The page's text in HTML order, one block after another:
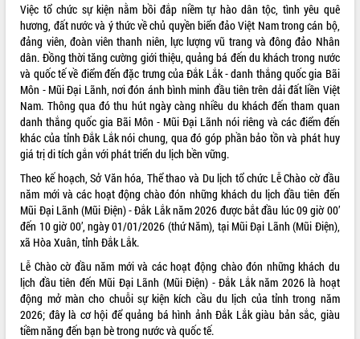
VIDEO
Không có file video nào để phát.
ALBUM ẢNH
Việc tổ chức sự kiện nằm bồi đắp niềm tự hào dân tộc, tình yêu quê
hương, đất nước và ý thức về chủ quyền biển đảo Việt Nam trong cán bộ,
đảng viên, đoàn viên thanh niên, lực lượng vũ trang và đông đảo Nhân
dân. Đồng thời tăng cường giới thiệu, quảng bá đến du khách trong nước
và quốc tế về điểm đến đặc trưng của Đắk Lắk - danh thắng quốc gia Bãi
Môn - Mũi Đại Lãnh, nơi đón ánh bình minh đầu tiên trên dải đất liền Việt
Nam. Thông qua đó thu hút ngày càng nhiều du khách đến tham quan
danh thắng quốc gia Bãi Môn - Mũi Đại Lãnh nói riêng và các điểm đến
khác của tỉnh Đắk Lắk nói chung, qua đó góp phần bảo tồn và phát huy
giá trị di tích gắn với phát triển du lịch bền vững.
Theo kế hoạch, Sở Văn hóa, Thể thao và Du lịch tổ chức Lễ Chào cờ đầu
năm mới và các hoạt động chào đón những khách du lịch đầu tiên đến
Mũi Đại Lãnh (Mũi Điện) - Đắk Lắk năm 2026 được bắt đầu lúc 09 giờ 00’
đến 10 giờ 00’, ngày 01/01/2026 (thứ Năm), tại Mũi Đại Lãnh (Mũi Điện),
xã Hòa Xuân, tỉnh Đắk Lắk.
Lễ Chào cờ đầu năm mới và các hoạt động chào đón những khách du
lịch đầu tiên đến Mũi Đại Lãnh (Mũi Điện) - Đắk Lắk năm 2026 là hoạt
động mở màn cho chuỗi sự kiện kích cầu du lịch của tỉnh trong năm
2026; đây là cơ hội để quảng bá hình ảnh Đắk Lắk giàu bản sắc, giàu
tiềm năng đến bạn bè trong nước và quốc tế.